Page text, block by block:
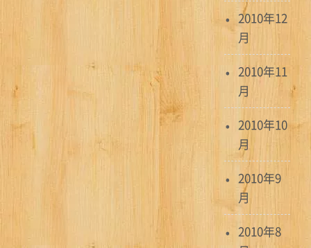
2010年12
月
2010年11
月
2010年10
月
2010年9
月
2010年8